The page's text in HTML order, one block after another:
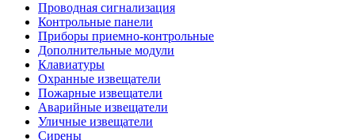
Проводная сигнализация
Контрольные панели
Приборы приемно-контрольные
Дополнительные модули
Клавиатуры
Охранные извещатели
Пожарные извещатели
Аварийные извещатели
Уличные извещатели
Сирены